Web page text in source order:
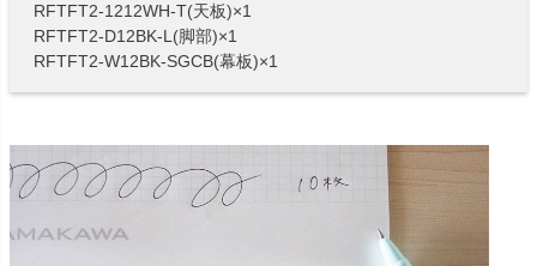
RFTFT2-1212WH-T(天板)×1
RFTFT2-D12BK-L(脚部)×1
RFTFT2-W12BK-SGCB(幕板)×1